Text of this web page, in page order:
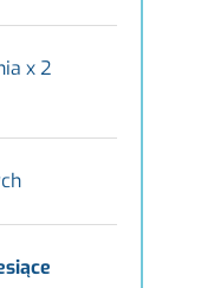
x 2